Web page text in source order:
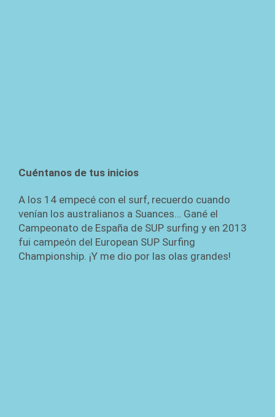
Cuéntanos de tus inicios
A los 14 empecé con el surf, recuerdo cuando
venían los australianos a Suances… Gané el
Campeonato de España de SUP surfing y en 2013
fui campeón del European SUP Surfing
Championship. ¡Y me dio por las olas grandes!